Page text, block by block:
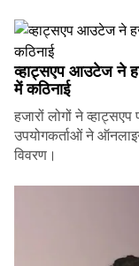
व्हाट्सएप आउटेज ने
में कठिनाई
हजारों लोगों ने
उपयोगकर्ताओं ने
विवरण।